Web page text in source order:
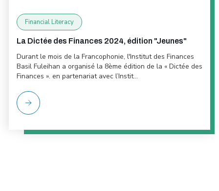
Financial Literacy
La Dictée des Finances 2024, édition "Jeunes"
Durant le mois de la Francophonie, l'Institut des Finances
Basil Fuleihan a organisé la 8ème édition de la « Dictée des
Finances ». en partenariat avec l’Instit...